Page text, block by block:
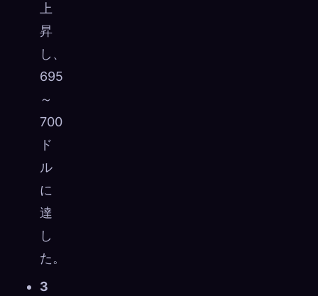
上
昇
し、
695
～
700
ド
ル
に
達
し
た。
3